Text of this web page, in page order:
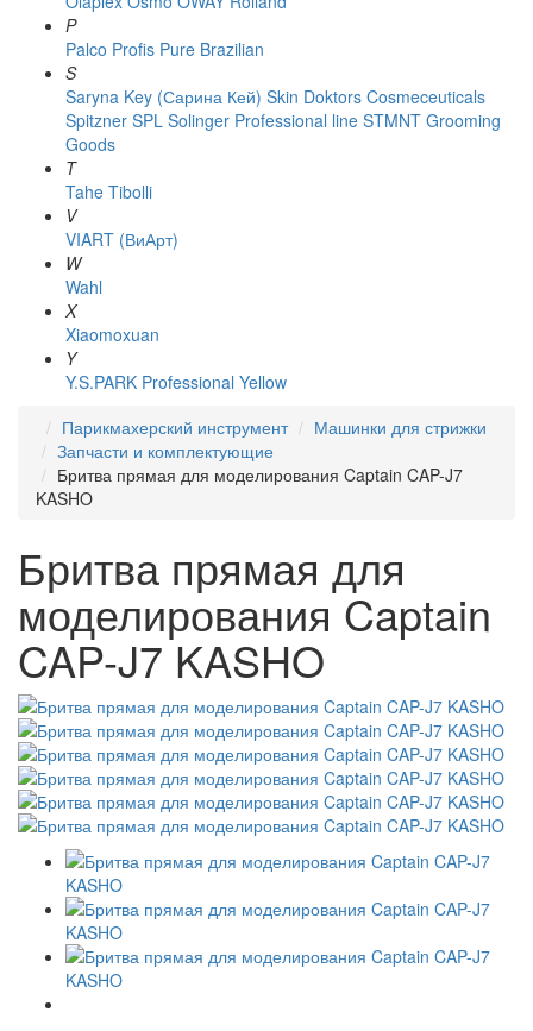
P
Palco Profis Pure Brazilian
S
Saryna Key (Сарина Кей) Skin Doktors Cosmeceuticals
Spitzner SPL Solinger Professional line STMNT Grooming
Goods
T
Tahe Tibolli
V
VIART (ВиАрт)
W
Wahl
X
Xiaomoxuan
Y
Y.S.PARK Professional Yellow
Парикмахерский инструмент
Машинки для стрижки
Запчасти и комплектующие
Бритва прямая для моделирования Captain CAP-J7
KASHO
Бритва прямая для
моделирования Captain
CAP-J7 KASHO